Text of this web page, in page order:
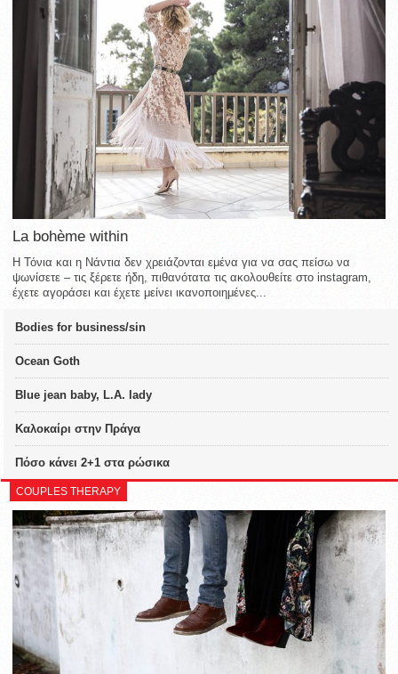
La bohème within
Η Τόνια και η Νάντια δεν χρειάζονται εμένα για να σας πείσω να
ψωνίσετε – τις ξέρετε ήδη, πιθανότατα τις ακολουθείτε στο instagram,
έχετε αγοράσει και έχετε μείνει ικανοποιημένες...
Bodies for business/sin
Ocean Goth
Blue jean baby, L.A. lady
Καλοκαίρι στην Πράγα
Πόσο κάνει 2+1 στα ρώσικα
COUPLES THERAPY